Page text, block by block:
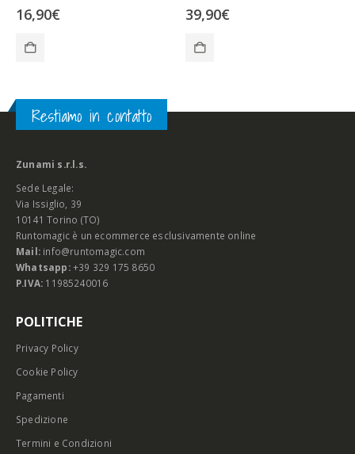
16,90€ 39,90€
Restiamo in contatto
Zunami s.r.l.s.
Sede Legale:
Via Issiglio, 39
10141 Torino (TO)
Runtomagic è un ecommerce esclusivamente online
Mail: info@runtomagic.com
Whatsapp: +39 329 175 8650
P.IVA: 11985240016
POLITICHE
Privacy Policy
Cookie Policy
Pagamenti
Spedizione
Termini e Condizioni